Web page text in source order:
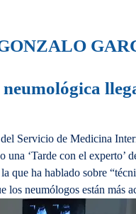
Servicio de Medicina
una ‘Tarde con el
que ha hablado sobre
los neumólogos están más